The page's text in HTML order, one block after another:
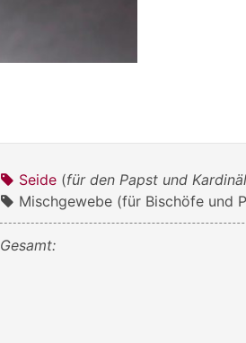
Seide (für den Papst und
Mischgewebe (für Bischöfe und
Gesamt: